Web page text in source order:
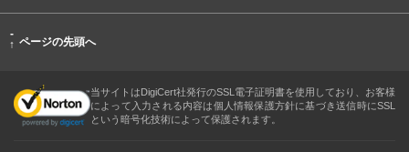
-
↑ ページの先頭へ
当サイトはDigiCert社発行のSSL電子証明書を使用しており、お客様
によって入力される内容は個人情報保護方針に基づき送信時にSSL
という暗号化技術によって保護されます。